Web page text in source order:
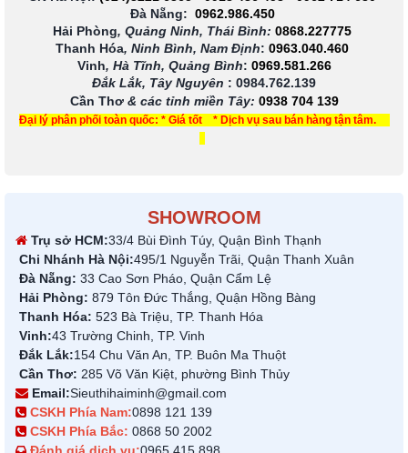
Đà Nẵng: 0962.986.450
Hải Phòng, Quảng Ninh, Thái Bình: 0868.227775
Thanh Hóa, Ninh Bình, Nam Định: 0963.040.460
Vinh, Hà Tĩnh, Quảng Bình: 0969.581.266
Đắk Lắk, Tây Nguyên : 0984.762.139
Cần Thơ & các tỉnh miền Tây: 0938 704 139
Đại lý phân phối toàn quốc: * Giá tốt * Dịch vụ sau bán hàng tận tâm.
SHOWROOM
Trụ sở HCM:33/4 Bùi Đình Túy, Quận Bình Thạnh
Chi Nhánh Hà Nội:495/1 Nguyễn Trãi, Quận Thanh Xuân
Đà Nẵng: 33 Cao Sơn Pháo, Quận Cẩm Lệ
Hải Phòng: 879 Tôn Đức Thắng, Quận Hồng Bàng
Thanh Hóa: 523 Bà Triệu, TP. Thanh Hóa
Vinh:43 Trường Chinh, TP. Vinh
Đắk Lắk:154 Chu Văn An, TP. Buôn Ma Thuột
Cần Thơ: 285 Võ Văn Kiệt, phường Bình Thủy
Email:Sieuthihaiminh@gmail.com
CSKH Phía Nam:0898 121 139
CSKH Phía Bắc: 0868 50 2002